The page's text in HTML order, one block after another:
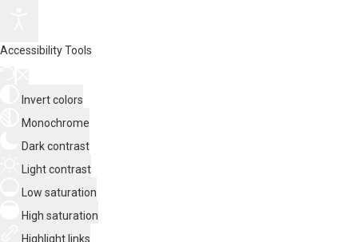
Accessibility Tools
Invert colors
Monochrome
Dark contrast
Light contrast
Low saturation
High saturation
Highlight links